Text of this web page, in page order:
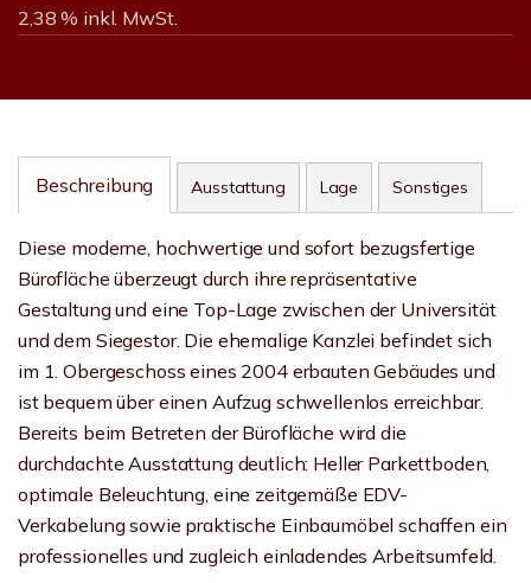
2,38 % inkl. MwSt.
Beschreibung Ausstattung Lage Sonstiges
Diese moderne, hochwertige und sofort bezugsfertige
Bürofläche überzeugt durch ihre repräsentative
Gestaltung und eine Top-Lage zwischen der Universität
und dem Siegestor. Die ehemalige Kanzlei befindet sich
im 1. Obergeschoss eines 2004 erbauten Gebäudes und
ist bequem über einen Aufzug schwellenlos erreichbar.
Bereits beim Betreten der Bürofläche wird die
durchdachte Ausstattung deutlich: Heller Parkettboden,
optimale Beleuchtung, eine zeitgemäße EDV-
Verkabelung sowie praktische Einbaumöbel schaffen ein
professionelles und zugleich einladendes Arbeitsumfeld.